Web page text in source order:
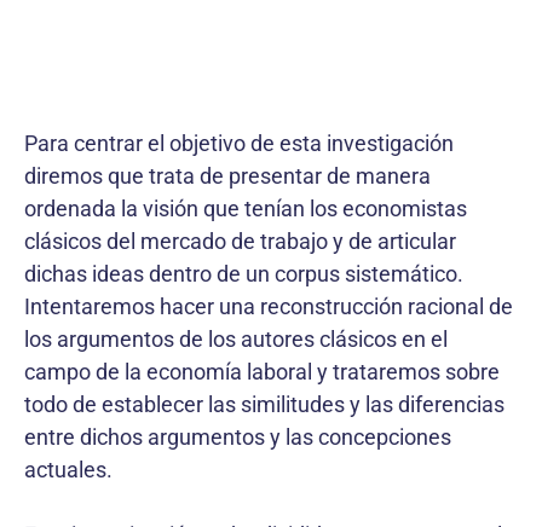
Para centrar el objetivo de esta investigación
diremos que trata de presentar de manera
ordenada la visión que tenían los economistas
clásicos del mercado de trabajo y de articular
dichas ideas dentro de un corpus sistemático.
Intentaremos hacer una reconstrucción racional de
los argumentos de los autores clásicos en el
campo de la economía laboral y trataremos sobre
todo de establecer las similitudes y las diferencias
entre dichos argumentos y las concepciones
actuales.